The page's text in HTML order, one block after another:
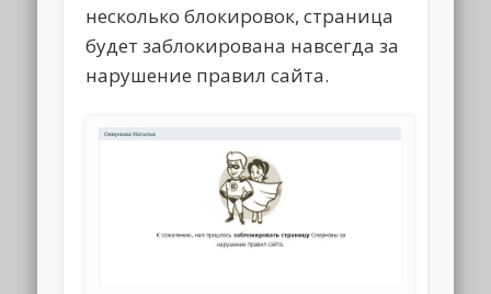
несколько блокировок, страница
будет заблокирована навсегда за
нарушение правил сайта.